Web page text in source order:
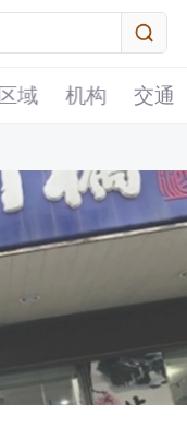
区域 机构 交通